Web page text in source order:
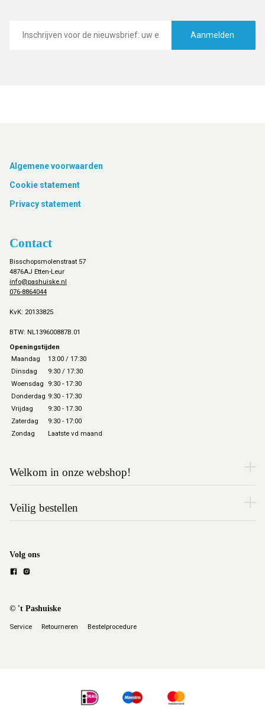
mailadres
Aanmelden
Footer
Algemene voorwaarden
Cookie statement
Privacy statement
Contact
Bisschopsmolenstraat 57
4876AJ Etten-Leur
info@pashuiske.nl
076-8864044
KvK: 20133825
BTW: NL139600887B.01
Openingstijden
Maandag
13:00 / 17:30
Dinsdag
9:30 / 17:30
Woensdag
9:30 - 17:30
Donderdag 9:30 - 17:30
Vrijdag
9:30 - 17.30
Zaterdag
9:30 - 17:00
Zondag
Laatste vd maand
Welkom in onze webshop!
Veilig bestellen
Volg ons
© 't Pashuiske
Service Retourneren Bestelprocedure